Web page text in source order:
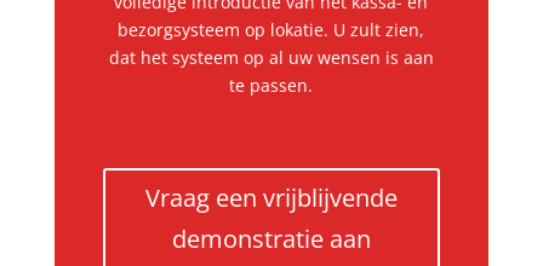
bezorgsysteem op lokatie. U zult zien,
dat het systeem op al uw wensen is aan
te passen.
Vraag een vrijblijvende
demonstratie aan